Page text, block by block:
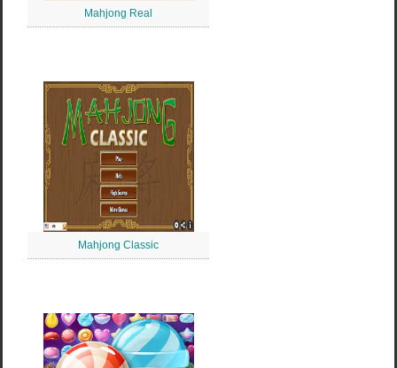
Mahjong Real
Mahjong Classic